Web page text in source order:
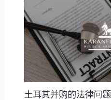
土耳其并购的法律问题